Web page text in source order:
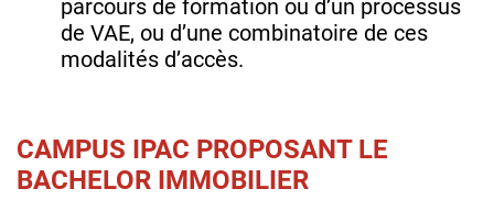
parcours de formation ou d’un processus
de VAE, ou d’une combinatoire de ces
modalités d’accès.
CAMPUS IPAC PROPOSANT LE
BACHELOR IMMOBILIER